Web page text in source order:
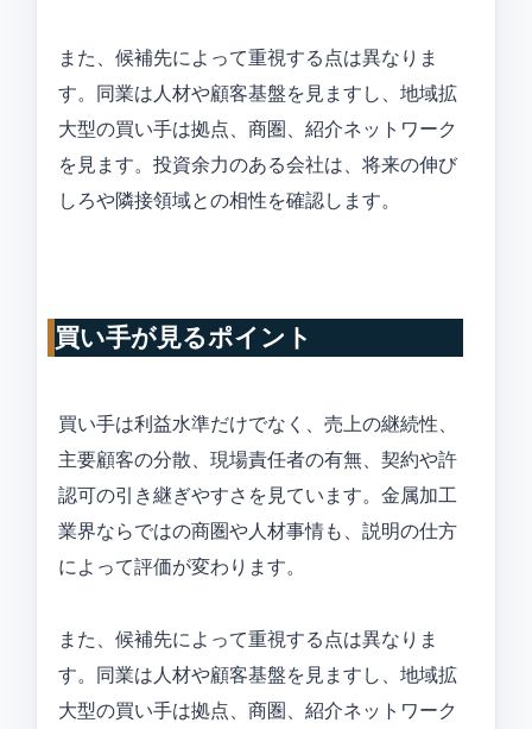
また、候補先によって重視する点は異なりま
す。同業は人材や顧客基盤を見ますし、地域拡
大型の買い手は拠点、商圏、紹介ネットワーク
を見ます。投資余力のある会社は、将来の伸び
しろや隣接領域との相性を確認します。
買い手が見るポイント
買い手は利益水準だけでなく、売上の継続性、
主要顧客の分散、現場責任者の有無、契約や許
認可の引き継ぎやすさを見ています。金属加工
業界ならではの商圏や人材事情も、説明の仕方
によって評価が変わります。
また、候補先によって重視する点は異なりま
す。同業は人材や顧客基盤を見ますし、地域拡
大型の買い手は拠点、商圏、紹介ネットワーク